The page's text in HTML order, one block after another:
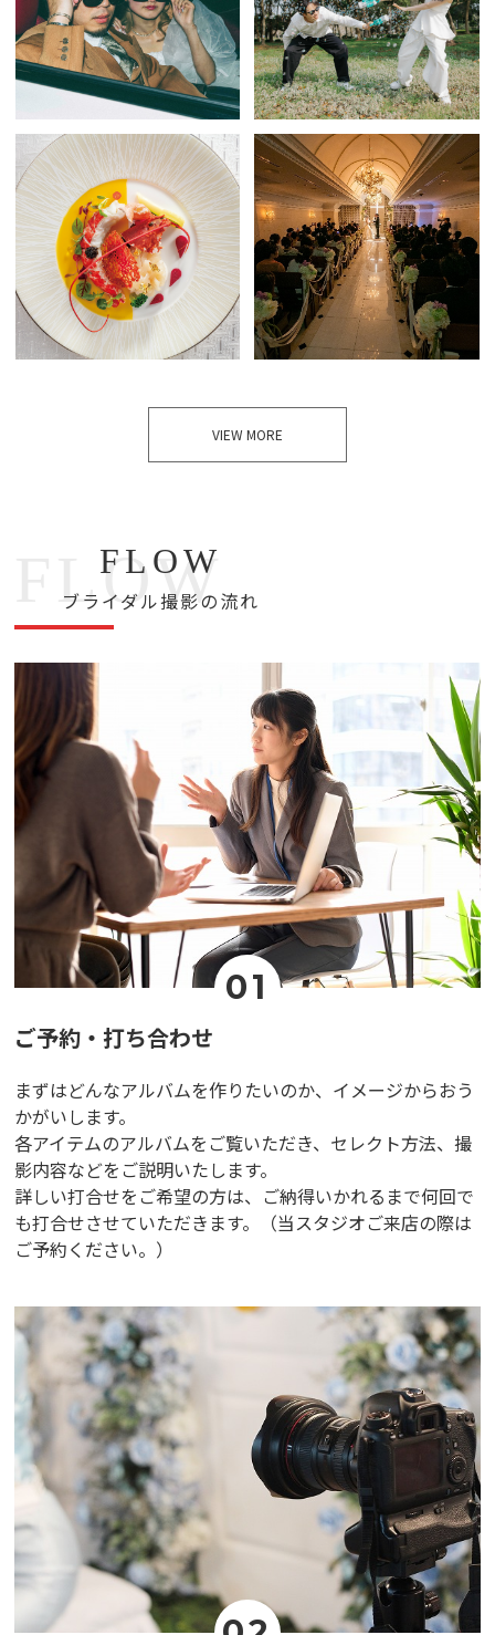
VIEW MORE
FLOW
ブライダル撮影の流れ
FLOW
01
ご予約・打ち合わせ
まずはどんなアルバムを作りたいのか、イメージからおう
かがいします。
各アイテムのアルバムをご覧いただき、セレクト方法、撮
影内容などをご説明いたします。
詳しい打合せをご希望の方は、ご納得いかれるまで何回で
も打合せさせていただきます。（当スタジオご来店の際は
ご予約ください。）